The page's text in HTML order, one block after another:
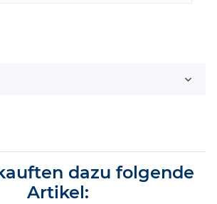
dazu folgende
Artikel: